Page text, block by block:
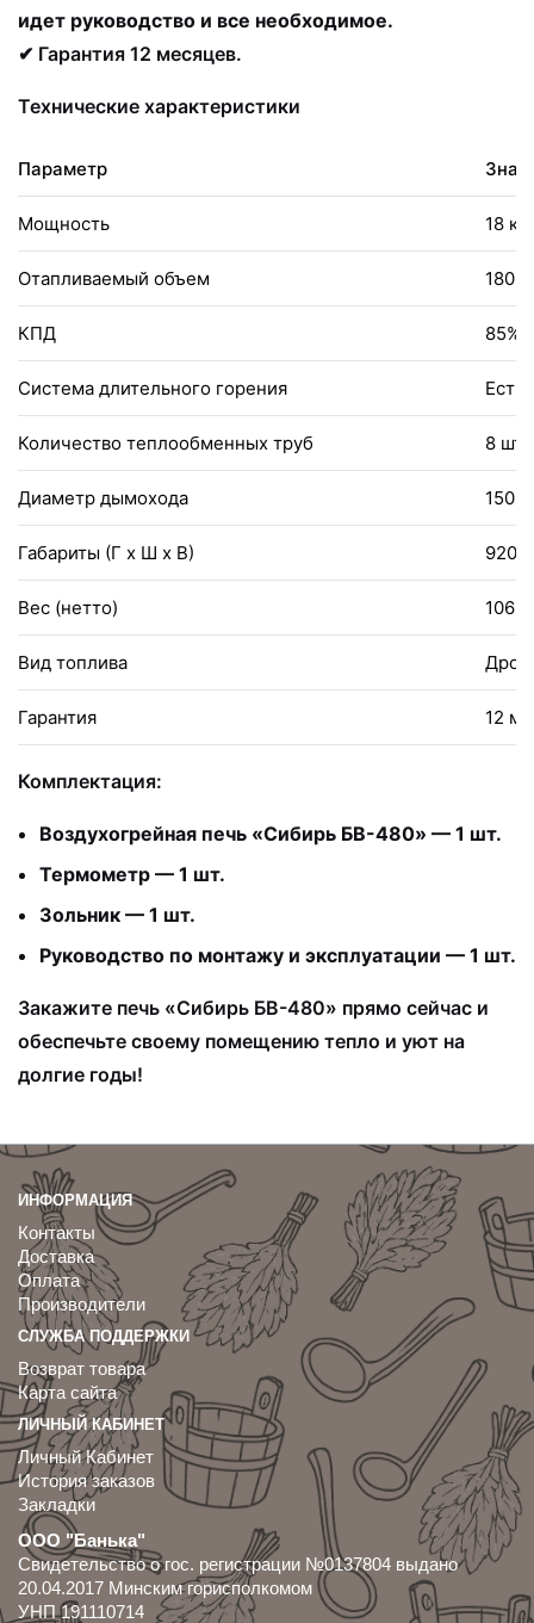
идет руководство и все необходимое.
✔ Гарантия 12 месяцев.
Технические характеристики
Параметр
Мощность 18
Отапливаемый объем 180
КПД 85%
Система длительного горения Есть
Количество теплообменных труб 8 шт
Диаметр дымохода 150
Габариты (Г x Ш x В) 920
Вес (нетто) 106
Вид топлива
Гарантия 12
Комплектация:
Воздухогрейная печь «Сибирь БВ-480» — 1 шт.
Термометр — 1 шт.
Зольник — 1 шт.
Руководство по монтажу и эксплуатации — 1 шт.
Закажите печь «Сибирь БВ-480» прямо сейчас и
обеспечьте своему помещению тепло и уют на
долгие годы!
ИНФОРМАЦИЯ
Контакты
Доставка
Оплата
Производители
СЛУЖБА ПОДДЕРЖКИ
Возврат товара
Карта сайта
ЛИЧНЫЙ КАБИНЕТ
Личный Кабинет
История заказов
Закладки
ООО "Банька"
Свидетельство о гос. регистрации №0137804 выдано
20.04.2017 Минским горисполкомом
УНП 191110714